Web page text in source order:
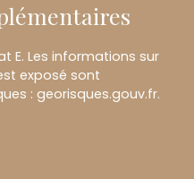
E. Les informations sur
exposé sont
: georisques.gouv.fr.